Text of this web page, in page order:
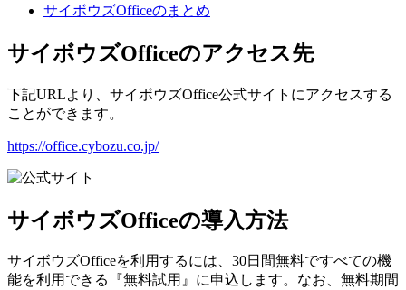
サイボウズOfficeのまとめ
サイボウズOfficeのアクセス先
下記URLより、サイボウズOffice公式サイトにアクセスする
ことができます。
https://office.cybozu.co.jp/
サイボウズOfficeの導入方法
サイボウズOfficeを利用するには、30日間無料ですべての機
能を利用できる『無料試用』に申込します。なお、無料期間